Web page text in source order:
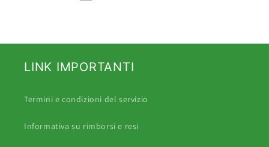
LINK IMPORTANTI
Termini e condizioni del servizio
Informativa su rimborsi e resi